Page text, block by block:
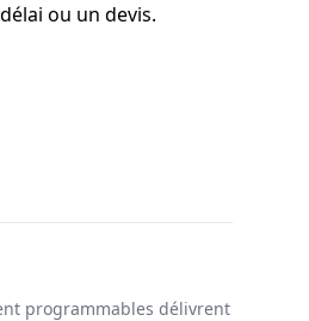
ou un devis.
programmables délivrent